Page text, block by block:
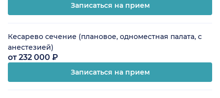
Записаться на прием
Кесарево сечение (плановое, одноместная палата, с
анестезией)
от 232 000 ₽
Записаться на прием